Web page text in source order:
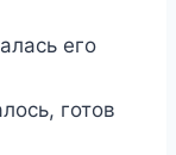
его
готов